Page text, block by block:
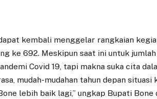
kembali menggelar rangkaian
ke 692. Meskipun saat ini untuk
Covid 19, tapi makna suka cita
mudah-mudahan tahun depan
lebih baik lagi,” ungkap Bupati Bone